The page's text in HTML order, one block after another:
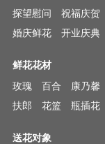
探望慰问
祝福庆贺
婚庆鲜花
开业庆典
鲜花花材
玫瑰
百合 康乃馨
扶郎
花篮 瓶插花
送花对象